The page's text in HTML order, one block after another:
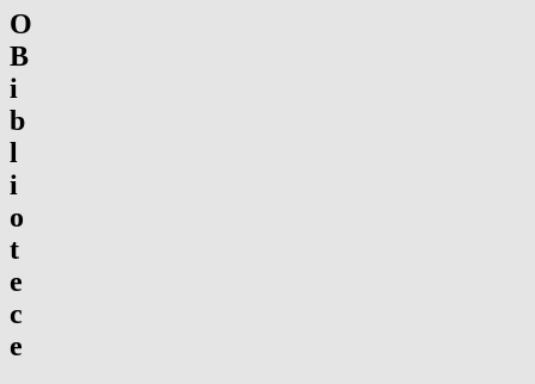
O
B
i
b
l
i
o
t
e
c
e